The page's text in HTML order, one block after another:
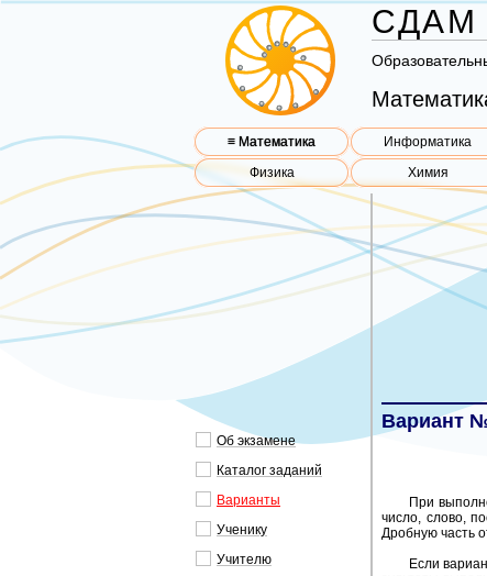
СДАМ
≡ Математика Информатика
Физика
Химия
Об эк­за­ме­не
Ка­та­лог за­да­ний
Ва­ри­ан­ты
Уче­ни­ку
Учи­те­лю
Вариант
При
число, слово,
Дроб­ную часть
Если